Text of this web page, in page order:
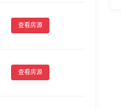
查看房源
查看房源